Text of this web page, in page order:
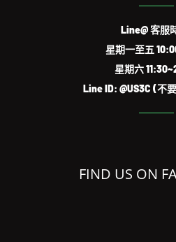
Line@ 客服
星期一至五
星期六
Line ID: @US3C (不
FIND US ON